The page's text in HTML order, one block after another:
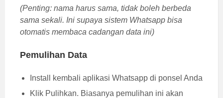
(Penting: nama harus sama, tidak boleh berbeda
sama sekali. Ini supaya sistem Whatsapp bisa
otomatis membaca cadangan data ini)
Pemulihan Data
Install kembali aplikasi Whatsapp di ponsel Anda
Klik Pulihkan. Biasanya pemulihan ini akan